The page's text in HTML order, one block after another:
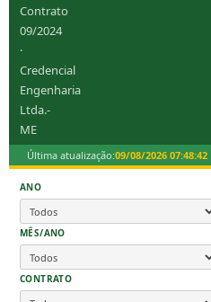
Contrato
09/2024
·
Credencial
Engenharia
Ltda.-
ME
Última atualização:09/08/2026 07:48:42
ANO
MÊS/ANO
CONTRATO